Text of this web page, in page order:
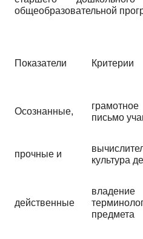
общеобразовательной
Показатели Критерии
Осознанные,
грамотное
письмо
прочные и
культура
действенные
владение
предмета